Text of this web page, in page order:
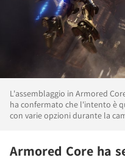
L'assemblaggio in Armored
ha confermato che l'intento è
con varie opzioni durante la
Armored Core ha